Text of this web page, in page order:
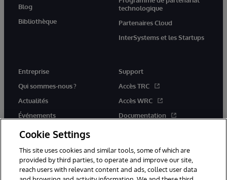
Blog
Bibliothèque
technologique
Partenaires Cloud
InterSystems et les Startups
Entreprise
Qui sommes-nous ?
Actualités
Événements
Rejoignez-nous
Support
Accès TRC
Accès WRC
Documentation
Cookie Settings
This site uses cookies and similar tools, some of which are
provided by third parties, to operate and improve our site,
reach users with relevant content and ads, collect user data